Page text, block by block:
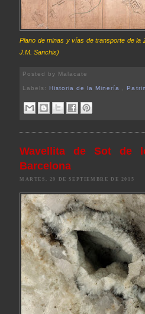
Plano de minas y vías de transporte de la
J.M. Sanchis)
Posted by Malacate
Labels:Historia de la Minería ,
Wavellita de Sot de
Barcelona
MARTES, 29 DE SEPTIEMBRE DE 2015